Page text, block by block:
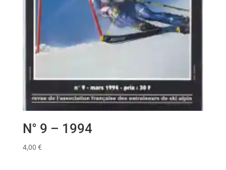
N° 9 – 1994
4,00 €